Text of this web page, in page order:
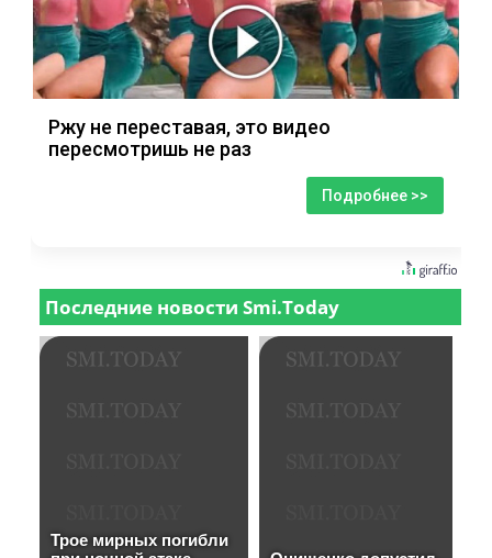
Ржу не переставая, это видео
пересмотришь не раз
Подробнее >>